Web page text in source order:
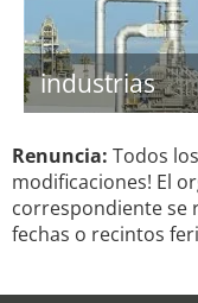
industrias
Renuncia: Todos
modificaciones! El
correspondiente se
fechas o recintos